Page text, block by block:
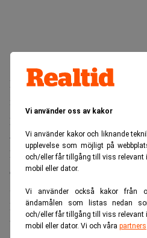
Vi använder oss av kakor
Vi använder kakor och liknande
upplevelse som möjligt på
och/eller får tillgång till viss relevant
mobil eller dator.
Vi använder också kakor från
ändamålen som listas nedan
och/eller får tillgång till viss relevant
mobil eller dator. Vi och våra partners
Det var ingen trängsel i
minskade nyregistreringarna av
procent jämfört med samma
– Vi tror att det handlar om
kring bilbeskattningen och
dieselbeskattningen, säger Ulf
Sweden.
I juni registrerades 26.454 nya
branschorganisationen Bil